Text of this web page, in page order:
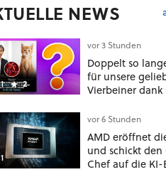
NEWS
2
vor 3 Stunden
Doppelt so
für unsere
Vierbeiner dank
Japan: Der Blick
1.200
dass es nicht so
vor 6 Stunden
AMD eröffnet
und schickt
Chef auf die KI-